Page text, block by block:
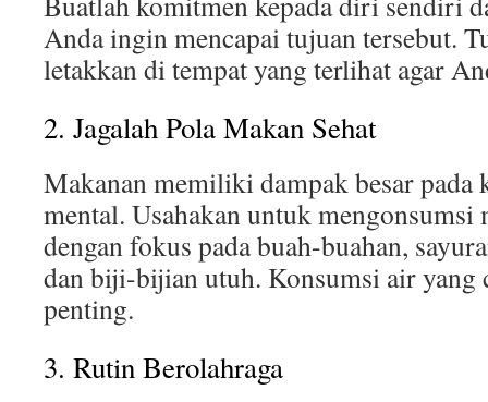
Anda ingin mencapai tujuan tersebut.
letakkan di tempat yang terlihat agar
2. Jagalah Pola Makan Sehat
Makanan memiliki dampak besar pada
mental. Usahakan untuk mengonsumsi
dengan fokus pada buah-buahan,
dan biji-bijian utuh. Konsumsi air yang
penting.
3. Rutin Berolahraga